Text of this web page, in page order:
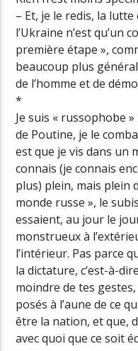
– Et, je le redis, la lutte
l’Ukraine n’est qu’un
première étape »,
beaucoup plus
de l’homme et de
*
Je suis « russophobe
de Poutine, je le
est que je vis dans un
connais (je connais
plus) plein, mais plein
monde russe », le
essaient, au jour le
monstrueux à
l’intérieur. Pas parce
la dictature, c’est-à-
moindre de tes
posés à l’aune de ce
être la nation, et que,
avec quoi que ce soit